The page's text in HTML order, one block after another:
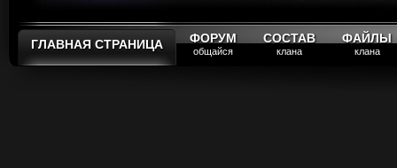
ГЛАВНАЯ СТРАНИЦА ФОРУМ
общайся
СОСТАВ
клана
ФАЙЛЫ
клана